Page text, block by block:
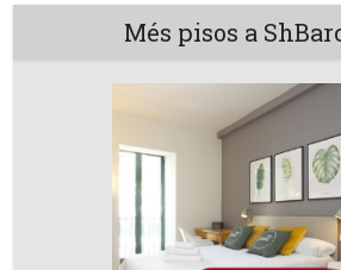
Més pisos a